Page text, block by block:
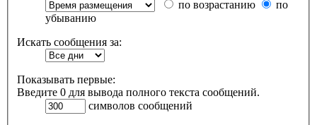
по возрастанию
по
убыванию
Искать сообщения за:
Показывать первые:
Введите 0 для вывода полного текста сообщений.
символов сообщений